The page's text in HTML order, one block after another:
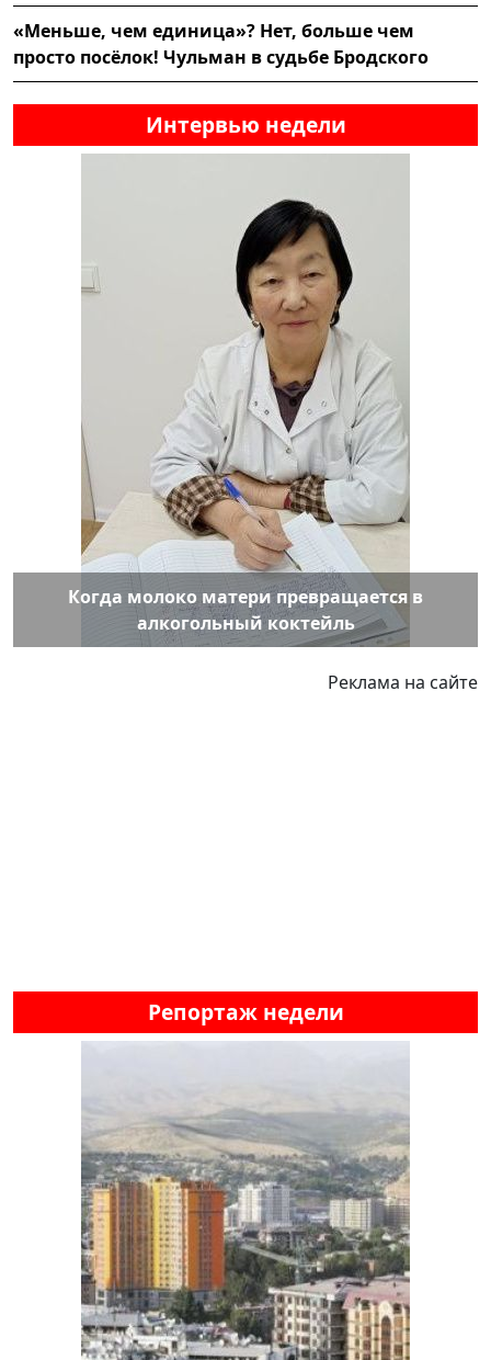
«Меньше, чем единица»? Нет, больше чем
просто посёлок! Чульман в судьбе Бродского
Интервью недели
Когда молоко матери превращается в
алкогольный коктейль
Реклама на сайте
Репортаж недели